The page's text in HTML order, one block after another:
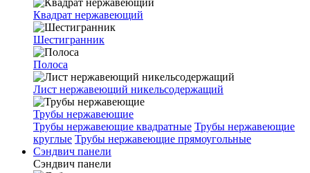
Квадрат нержавеющий
Шестигранник
Полоса
Лист нержавеющий никельсодержащий
Трубы нержавеющие
Трубы нержавеющие квадратные Трубы нержавеющие
круглые Трубы нержавеющие прямоугольные
Сэндвич панели
Сэндвич панели